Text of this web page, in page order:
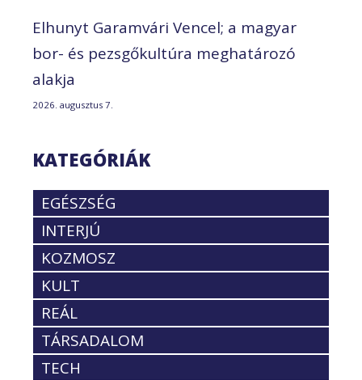
Elhunyt Garamvári Vencel; a magyar
bor- és pezsgőkultúra meghatározó
alakja
2026. augusztus 7.
KATEGÓRIÁK
EGÉSZSÉG
INTERJÚ
KOZMOSZ
KULT
REÁL
TÁRSADALOM
TECH